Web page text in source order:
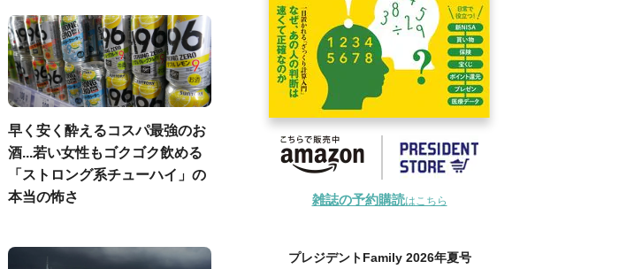
早く安く酔えるコスパ最強のお
酒...若い女性もゴクゴク飲める
「ストロング系チューハイ」の
本当の怖さ
雑誌の予約購読はこちら
プレジデントFamily 2026年夏号